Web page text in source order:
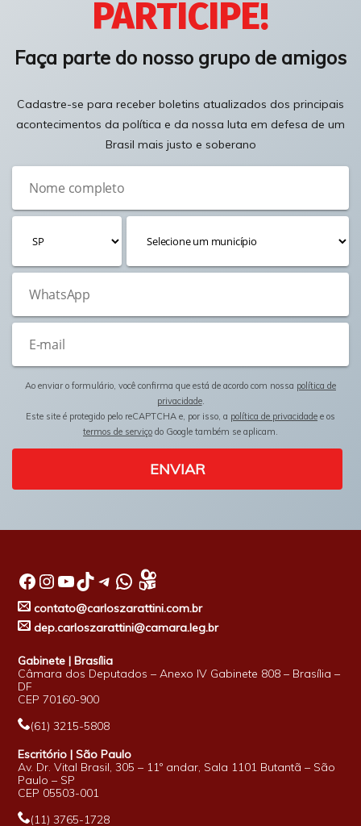
PARTICIPE!
Faça parte do nosso grupo de amigos
Cadastre-se para receber boletins atualizados dos principais
acontecimentos da política e da nossa luta em defesa de um
Brasil mais justo e soberano
Ao enviar o formulário, você confirma que está de acordo com nossa política de
privacidade.
Este site é protegido pelo reCAPTCHA e, por isso, a política de privacidade e os
termos de serviço do Google também se aplicam.
ENVIAR
Facebook InstagramYoutube TikTok Telegram WhatsApp
contato@carloszarattini.com.br
dep.carloszarattini@camara.leg.br
Gabinete | Brasília
Câmara dos Deputados – Anexo IV Gabinete 808 – Brasília –
DF
CEP 70160-900
(61) 3215-5808
Escritório | São Paulo
Av. Dr. Vital Brasil, 305 – 11º andar, Sala 1101 Butantã – São
Paulo – SP
CEP 05503-001
(11) 3765-1728